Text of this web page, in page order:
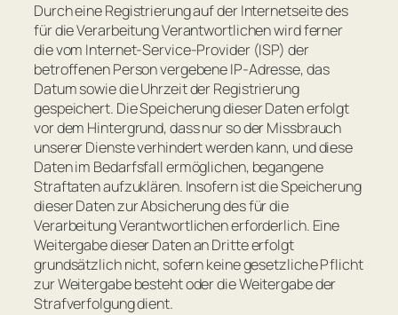
Durch eine Registrierung auf der Internetseite des
für die Verarbeitung Verantwortlichen wird ferner
die vom Internet-Service-Provider (ISP) der
betroffenen Person vergebene IP-Adresse, das
Datum sowie die Uhrzeit der Registrierung
gespeichert. Die Speicherung dieser Daten erfolgt
vor dem Hintergrund, dass nur so der Missbrauch
unserer Dienste verhindert werden kann, und diese
Daten im Bedarfsfall ermöglichen, begangene
Straftaten aufzuklären. Insofern ist die Speicherung
dieser Daten zur Absicherung des für die
Verarbeitung Verantwortlichen erforderlich. Eine
Weitergabe dieser Daten an Dritte erfolgt
grundsätzlich nicht, sofern keine gesetzliche Pflicht
zur Weitergabe besteht oder die Weitergabe der
Strafverfolgung dient.